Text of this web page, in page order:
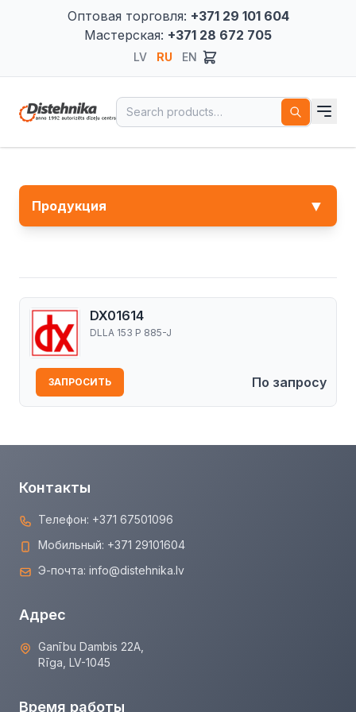
Оптовая торговля: +371 29 101 604
Мастерская: +371 28 672 705
LV RU EN
Search for:
Продукция ▼
DX01614
DLLA 153 P 885-J
По запросу
ЗАПРОСИТЬ
Контакты
Телефон: +371 67501096
Мобильный: +371 29101604
Э-почта: info@distehnika.lv
Адрес
Ganību Dambis 22A,
Rīga, LV-1045
Время работы